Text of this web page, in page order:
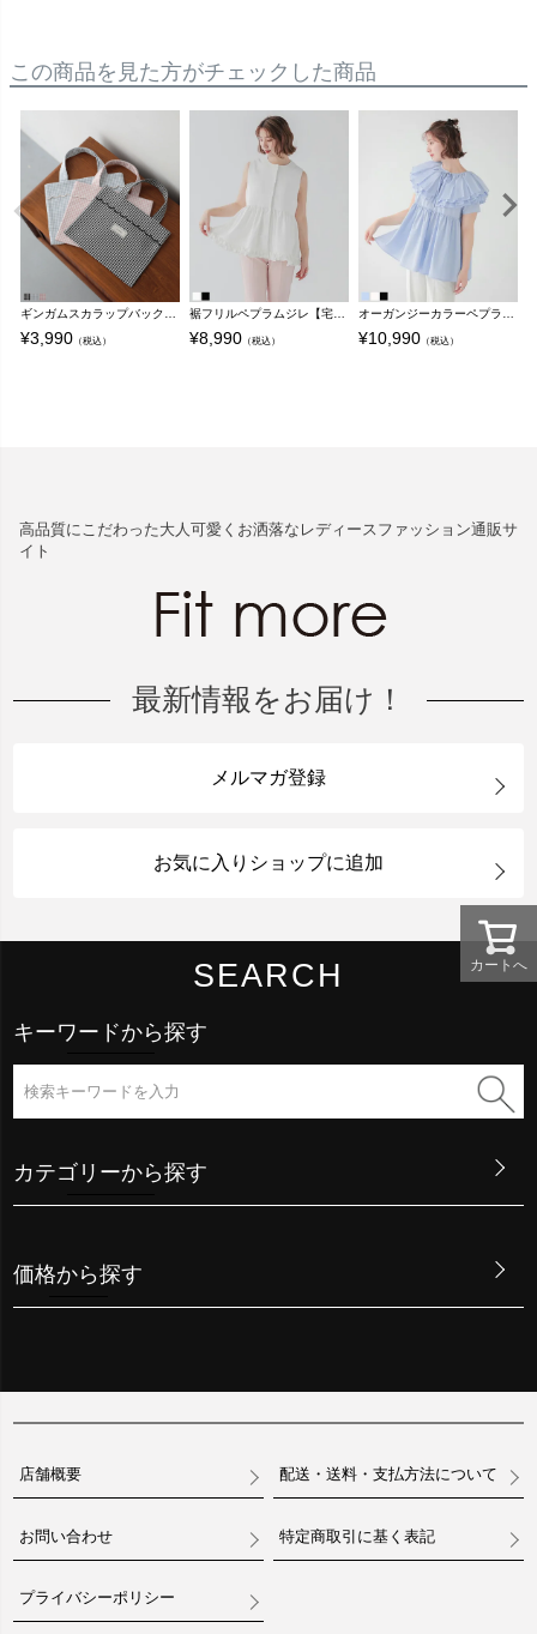
この商品を見た方がチェックした商品
¥3,990 （税込） ¥8,990 （税込） ¥10,990 （税込）
カートへ
高品質にこだわった大人可愛くお洒落なレディースファッション通販サ
イト
最新情報をお届け！
メルマガ登録
お気に入りショップに追加
SEARCH
キーワードから探す
カテゴリーから探す
価格から探す
店舗概要 配送・送料・支払方法について
お問い合わせ 特定商取引に基く表記
プライバシーポリシー